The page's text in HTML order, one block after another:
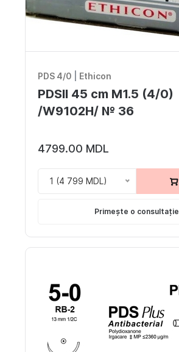
PDS 4/0 Ethicon
PDSII 45 cm M1.5 (4/0)
/W9102H/ № 36
4799.00 MDL
1 (4 799 MDL)
Primește o consultație